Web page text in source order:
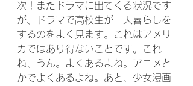
次！またドラマに出てくる状況です
が、ドラマで高校生が一人暮らしを
するのをよく見ます。これはアメリ
カではあり得ないことです。これ
ね、うん。よくあるよね。アニメと
かでよくあるよね。あと、少女漫画